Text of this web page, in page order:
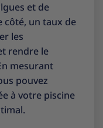
et de
côté, un taux de
les
rendre le
mesurant
pouvez
à votre piscine